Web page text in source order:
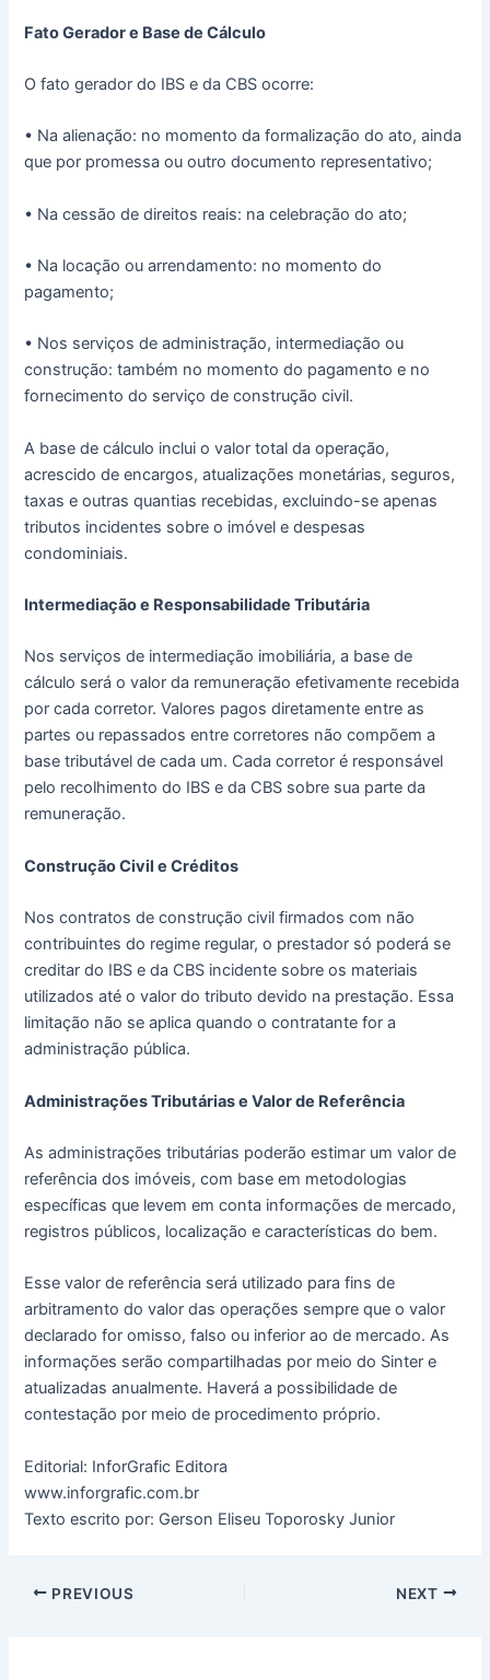
Fato Gerador e Base de Cálculo
O fato gerador do IBS e da CBS ocorre:
• Na alienação: no momento da formalização do ato, ainda
que por promessa ou outro documento representativo;
• Na cessão de direitos reais: na celebração do ato;
• Na locação ou arrendamento: no momento do
pagamento;
• Nos serviços de administração, intermediação ou
construção: também no momento do pagamento e no
fornecimento do serviço de construção civil.
A base de cálculo inclui o valor total da operação,
acrescido de encargos, atualizações monetárias, seguros,
taxas e outras quantias recebidas, excluindo-se apenas
tributos incidentes sobre o imóvel e despesas
condominiais.
Intermediação e Responsabilidade Tributária
Nos serviços de intermediação imobiliária, a base de
cálculo será o valor da remuneração efetivamente recebida
por cada corretor. Valores pagos diretamente entre as
partes ou repassados entre corretores não compõem a
base tributável de cada um. Cada corretor é responsável
pelo recolhimento do IBS e da CBS sobre sua parte da
remuneração.
Construção Civil e Créditos
Nos contratos de construção civil firmados com não
contribuintes do regime regular, o prestador só poderá se
creditar do IBS e da CBS incidente sobre os materiais
utilizados até o valor do tributo devido na prestação. Essa
limitação não se aplica quando o contratante for a
administração pública.
Administrações Tributárias e Valor de Referência
As administrações tributárias poderão estimar um valor de
referência dos imóveis, com base em metodologias
específicas que levem em conta informações de mercado,
registros públicos, localização e características do bem.
Esse valor de referência será utilizado para fins de
arbitramento do valor das operações sempre que o valor
declarado for omisso, falso ou inferior ao de mercado. As
informações serão compartilhadas por meio do Sinter e
atualizadas anualmente. Haverá a possibilidade de
contestação por meio de procedimento próprio.
Editorial: InforGrafic Editora
www.inforgrafic.com.br
Texto escrito por: Gerson Eliseu Toporosky Junior
PREVIOUS NEXT